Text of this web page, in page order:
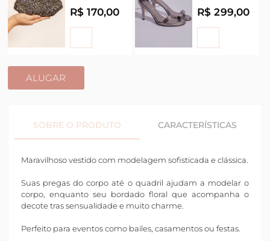
R$ 170,00 R$ 299,00
ALUGAR
SOBRE O PRODUTO CARACTERÍSTICAS
Maravilhoso vestido com modelagem sofisticada e clássica.
Suas pregas do corpo até o quadril ajudam a modelar o
corpo, enquanto seu bordado floral que acompanha o
decote tras sensualidade e muito charme.
Perfeito para eventos como bailes, casamentos ou festas.